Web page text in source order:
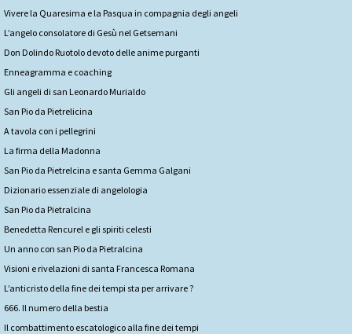
Vivere la Quaresima e la Pasqua in compagnia degli angeli
L’angelo consolatore di Gesù nel Getsemani
Don Dolindo Ruotolo devoto delle anime purganti
Enneagramma e coaching
Gli angeli di san Leonardo Murialdo
San Pio da Pietrelicina
A tavola con i pellegrini
La firma della Madonna
San Pio da Pietrelcina e santa Gemma Galgani
Dizionario essenziale di angelologia
San Pio da Pietralcina
Benedetta Rencurel e gli spiriti celesti
Un anno con san Pio da Pietralcina
Visioni e rivelazioni di santa Francesca Romana
L’anticristo della fine dei tempi sta per arrivare ?
666. Il numero della bestia
Il combattimento escatologico alla fine dei tempi